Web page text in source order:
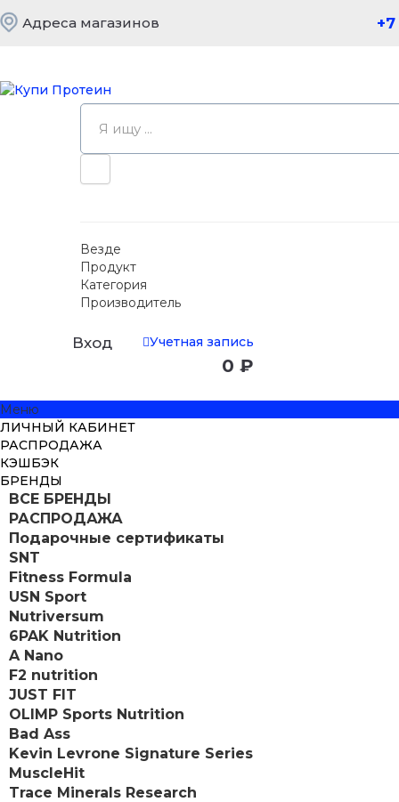
Адреса магазинов
Везде
Продукт
Категория
Производитель
Вход Учетная запись
0 ₽
Меню
ЛИЧНЫЙ КАБИНЕТ
РАСПРОДАЖА
КЭШБЭК
БРЕНДЫ
ВСЕ БРЕНДЫ
РАСПРОДАЖА
Подарочные сертификаты
SNT
Fitness Formula
USN Sport
Nutriversum
6PAK Nutrition
A Nano
F2 nutrition
JUST FIT
OLIMP Sports Nutrition
Bad Ass
Kevin Levrone Signature Series
MuscleHit
Trace Minerals Research